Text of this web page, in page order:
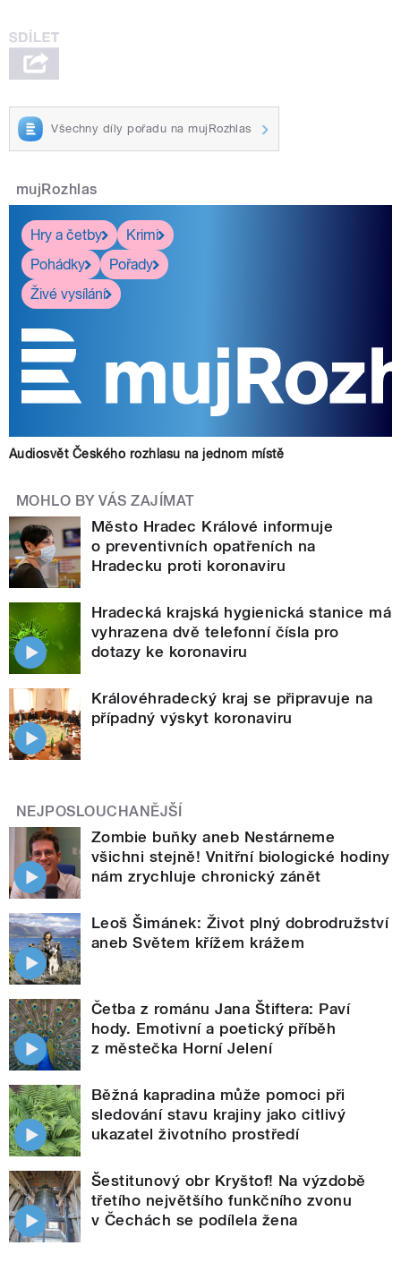
Všechny díly pořadu na mujRozhlas
mujRozhlas
Hry a četby
Krimi
Pohádky
Pořady
Živé vysílání
Audiosvět Českého rozhlasu na jednom místě
MOHLO BY VÁS ZAJÍMAT
Město Hradec Králové informuje
o preventivních opatřeních na
Hradecku proti koronaviru
Hradecká krajská hygienická stanice má
vyhrazena dvě telefonní čísla pro
dotazy ke koronaviru
Královéhradecký kraj se připravuje na
případný výskyt koronaviru
NEJPOSLOUCHANĚJŠÍ
Zombie buňky aneb Nestárneme
všichni stejně! Vnitřní biologické hodiny
nám zrychluje chronický zánět
Leoš Šimánek: Život plný dobrodružství
aneb Světem křížem krážem
Četba z románu Jana Štiftera: Paví
hody. Emotivní a poetický příběh
z městečka Horní Jelení
Běžná kapradina může pomoci při
sledování stavu krajiny jako citlivý
ukazatel životního prostředí
Šestitunový obr Kryštof! Na výzdobě
třetího největšího funkčního zvonu
v Čechách se podílela žena